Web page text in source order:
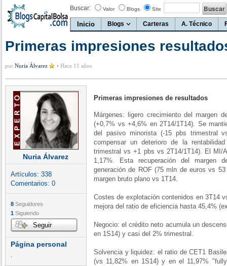
Buscar: Valor Blogs Site
Inicio Blogs Carteras A. Técnico
Primeras impresiones
por Nuria Álvarez • Hace 11 años
Nuria Álvarez
Artículos: 338
Comentarios: 0
8 Seguidores
1 Siguiendo
Seguir
Página personal
Primeras impresiones de resultados
Márgenes: ligero crecimiento del margen
(+0,7% vs +4,6% en 2T14/1T14). Se
del pasivo minorista (-15 pbs trimestral
compensar un deterioro de la
trimestral vs +1 pbs vs 2T14/1T14). El MI/
1,17%. Esta recuperación del margen
generación de ROF (75 mln de euros vs
margen bruto plano vs 1T14.
Costes de explotación contenidos en 3T14
mejora del ratio de eficiencia hasta 45,4%
Negocio: el crédito neto acumula un
en 1S14) y casi del 2% trimestral.
Solvencia y liquidez: el ratio de CET1
(vs 11,82% en 1S14) y en el 11,97%